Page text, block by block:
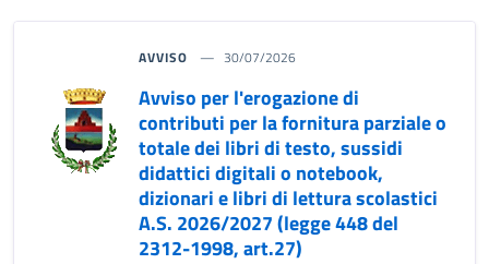
AVVISO 30/07/2026
Avviso per l'erogazione di
contributi per la fornitura parziale o
totale dei libri di testo, sussidi
didattici digitali o notebook,
dizionari e libri di lettura scolastici
A.S. 2026/2027 (legge 448 del
2312-1998, art.27)